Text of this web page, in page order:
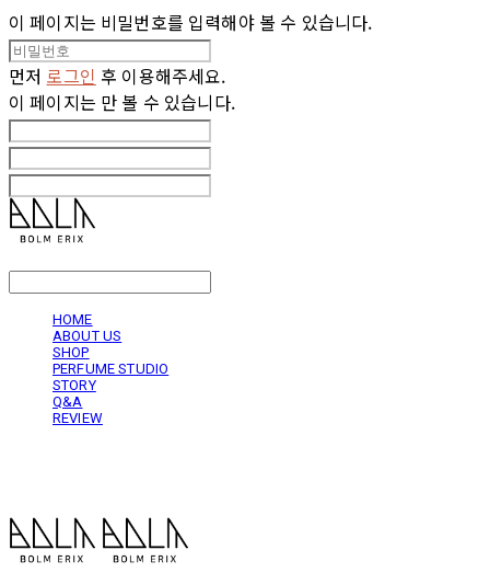
이 페이지는 비밀번호를 입력해야 볼 수 있습니다.
먼저 로그인 후 이용해주세요.
이 페이지는 만 볼 수 있습니다.
HOME
ABOUT US
SHOP
PERFUME STUDIO
STORY
Q&A
REVIEW